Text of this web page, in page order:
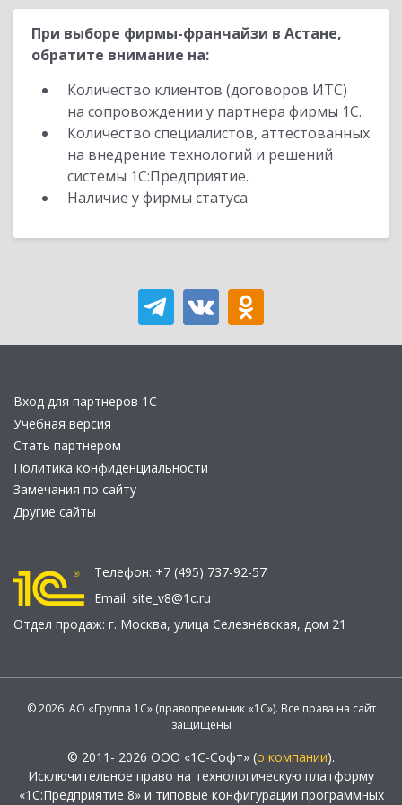
При выборе фирмы-франчайзи в Астане,
обратите внимание на:
Количество клиентов (договоров ИТС)
на сопровождении у партнера фирмы 1С.
Количество специалистов, аттестованных
на внедрение технологий и решений
системы 1С:Предприятие.
Наличие у фирмы статуса
Вход для партнеров 1С
Учебная версия
Стать партнером
Политика конфиденциальности
Замечания по сайту
Другие сайты
Телефон: +7 (495) 737-92-57
Email: site_v8@1c.ru
Отдел продаж: г. Москва, улица Селезнёвская, дом 21
© 2026 АО «Группа 1С» (правопреемник «1С»). Все права на сайт
защищены
© 2011- 2026 ООО «1С-Софт» (о компании).
Исключительное право на технологическую платформу
«1С:Предприятие 8» и типовые конфигурации программных